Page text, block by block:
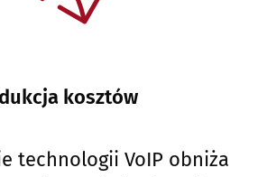
kosztów
technologii VoIP obniża